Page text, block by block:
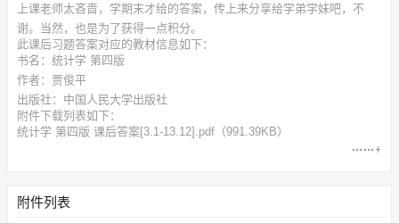
上课老师太吝啬，学期末才给的答案，传上来分享给学弟学妹吧，不
谢。当然，也是为了获得一点积分。
此课后习题答案对应的教材信息如下：
书名：统计学 第四版
作者：贾俊平
出版社：中国人民大学出版社
附件下载列表如下：
统计学 第四版 课后答案[3.1-13.12].pdf （991.39KB）
附件列表